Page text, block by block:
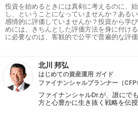
投資を始めるときには真剣に考えるのに、
し、ということになっていませんか？ある
感情的に評価していませんか？投資から学
めには、きちんとした評価方法を身に付け
に必要なのは、客観的で公平で普遍的な評価
北川 邦弘
はじめての資産運用 ガイド
ファイナンシャルプランナー（
ファイナンシャルDr.が、誰にで
方と心豊かに生き抜く戦略を伝授